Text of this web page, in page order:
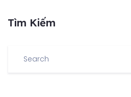
Tìm Kiếm